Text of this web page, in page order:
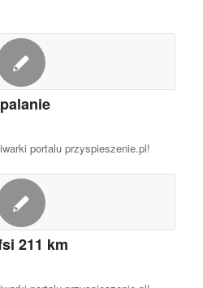
portalu przyspieszenie.pl!
211 km